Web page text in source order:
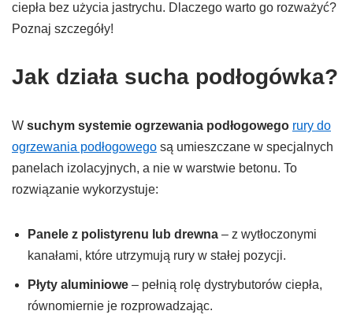
ciepła bez użycia jastrychu. Dlaczego warto go rozważyć?
Poznaj szczegóły!
Jak działa sucha podłogówka?
W suchym systemie ogrzewania podłogowego rury do
ogrzewania podłogowego są umieszczane w specjalnych
panelach izolacyjnych, a nie w warstwie betonu. To
rozwiązanie wykorzystuje:
Panele z polistyrenu lub drewna – z wytłoczonymi
kanałami, które utrzymują rury w stałej pozycji.
Płyty aluminiowe – pełnią rolę dystrybutorów ciepła,
równomiernie je rozprowadzając.